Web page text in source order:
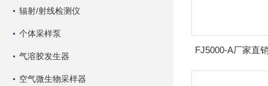
辐射/射线检测仪
个体采样泵
气溶胶发生器
空气微生物采样器